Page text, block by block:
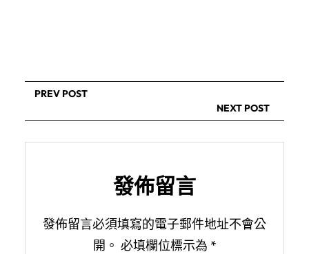
PREV POST
NEXT POST
發佈留言
發佈留言必須填寫的電子郵件地址不會公
開。 必填欄位標示為 *